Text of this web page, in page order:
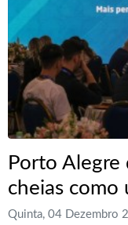
Porto
cheias como
Quinta, 04 Dezembro